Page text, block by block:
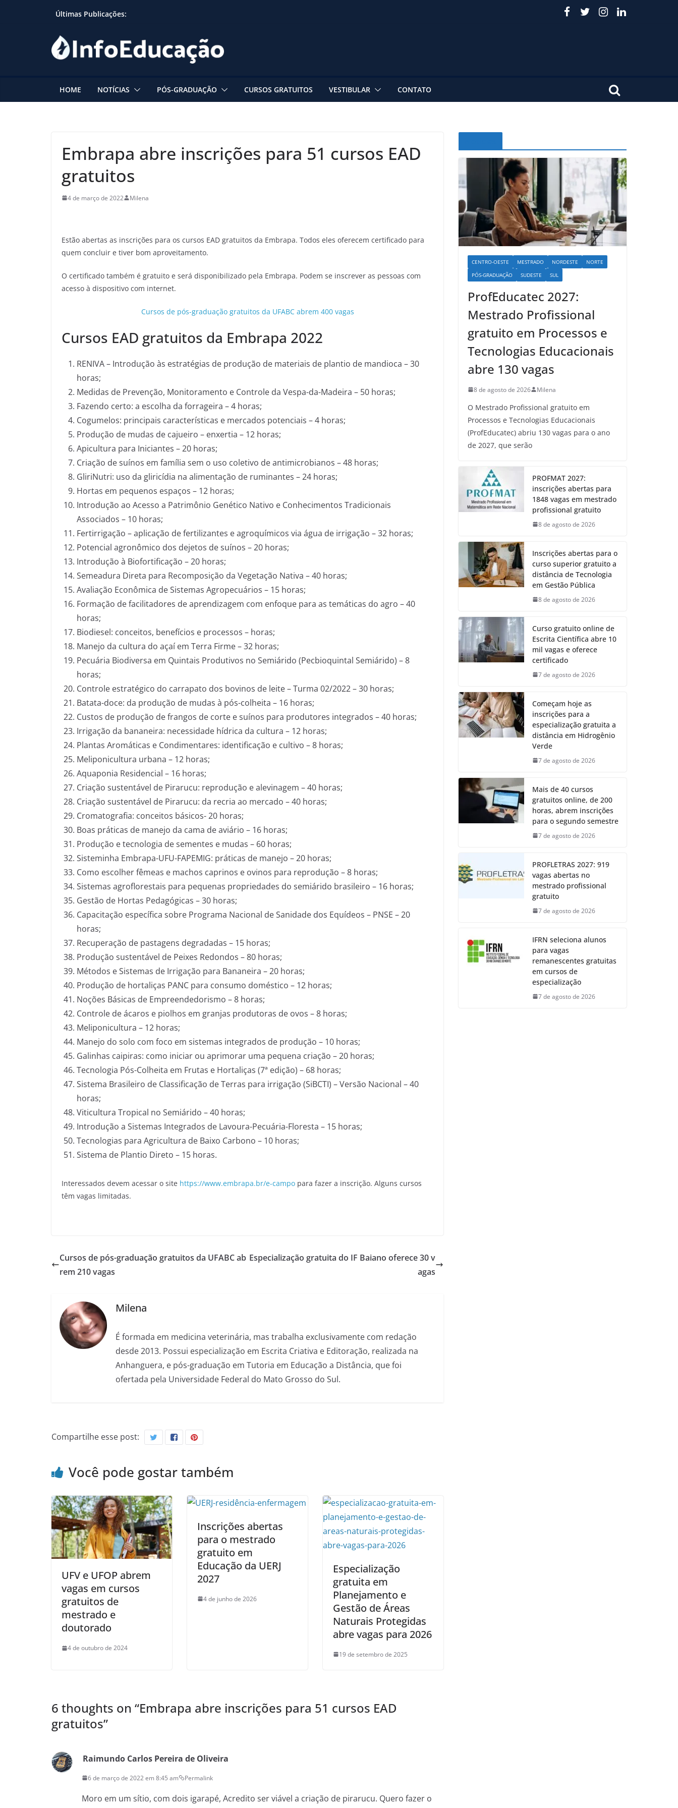
Últimas Publicações:
HOME NOTÍCIAS PÓS-GRADUAÇÃO CURSOS GRATUITOS VESTIBULAR CONTATO
Embrapa abre inscrições para 51 cursos EAD
gratuitos
4 de março de 2022 Milena
Estão abertas as inscrições para os cursos EAD gratuitos da Embrapa. Todos eles oferecem certificado para
quem concluir e tiver bom aproveitamento.
O certificado também é gratuito e será disponibilizado pela Embrapa. Podem se inscrever as pessoas com
acesso à dispositivo com internet.
Cursos de pós-graduação gratuitos da UFABC abrem 400 vagas
Cursos EAD gratuitos da Embrapa 2022
RENIVA – Introdução às estratégias de produção de materiais de plantio de mandioca – 30
horas;
Medidas de Prevenção, Monitoramento e Controle da Vespa-da-Madeira – 50 horas;
Fazendo certo: a escolha da forrageira – 4 horas;
Cogumelos: principais características e mercados potenciais – 4 horas;
Produção de mudas de cajueiro – enxertia – 12 horas;
Apicultura para Iniciantes – 20 horas;
Criação de suínos em família sem o uso coletivo de antimicrobianos – 48 horas;
GliriNutri: uso da gliricídia na alimentação de ruminantes – 24 horas;
Hortas em pequenos espaços – 12 horas;
Introdução ao Acesso a Patrimônio Genético Nativo e Conhecimentos Tradicionais
Associados – 10 horas;
Fertirrigação – aplicação de fertilizantes e agroquímicos via água de irrigação – 32 horas;
Potencial agronômico dos dejetos de suínos – 20 horas;
Introdução à Biofortificação – 20 horas;
Semeadura Direta para Recomposição da Vegetação Nativa – 40 horas;
Avaliação Econômica de Sistemas Agropecuários – 15 horas;
Formação de facilitadores de aprendizagem com enfoque para as temáticas do agro – 40
horas;
Biodiesel: conceitos, benefícios e processos – horas;
Manejo da cultura do açaí em Terra Firme – 32 horas;
Pecuária Biodiversa em Quintais Produtivos no Semiárido (Pecbioquintal Semiárido) – 8
horas;
Controle estratégico do carrapato dos bovinos de leite – Turma 02/2022 – 30 horas;
Batata-doce: da produção de mudas à pós-colheita – 16 horas;
Custos de produção de frangos de corte e suínos para produtores integrados – 40 horas;
Irrigação da bananeira: necessidade hídrica da cultura – 12 horas;
Plantas Aromáticas e Condimentares: identificação e cultivo – 8 horas;
Meliponicultura urbana – 12 horas;
Aquaponia Residencial – 16 horas;
Criação sustentável de Pirarucu: reprodução e alevinagem – 40 horas;
Criação sustentável de Pirarucu: da recria ao mercado – 40 horas;
Cromatografia: conceitos básicos- 20 horas;
Boas práticas de manejo da cama de aviário – 16 horas;
Produção e tecnologia de sementes e mudas – 60 horas;
Sisteminha Embrapa-UFU-FAPEMIG: práticas de manejo – 20 horas;
Como escolher fêmeas e machos caprinos e ovinos para reprodução – 8 horas;
Sistemas agroflorestais para pequenas propriedades do semiárido brasileiro – 16 horas;
Gestão de Hortas Pedagógicas – 30 horas;
Capacitação específica sobre Programa Nacional de Sanidade dos Equídeos – PNSE – 20
horas;
Recuperação de pastagens degradadas – 15 horas;
Produção sustentável de Peixes Redondos – 80 horas;
Métodos e Sistemas de Irrigação para Bananeira – 20 horas;
Produção de hortaliças PANC para consumo doméstico – 12 horas;
Noções Básicas de Empreendedorismo – 8 horas;
Controle de ácaros e piolhos em granjas produtoras de ovos – 8 horas;
Meliponicultura – 12 horas;
Manejo do solo com foco em sistemas integrados de produção – 10 horas;
Galinhas caipiras: como iniciar ou aprimorar uma pequena criação – 20 horas;
Tecnologia Pós-Colheita em Frutas e Hortaliças (7ª edição) – 68 horas;
Sistema Brasileiro de Classificação de Terras para irrigação (SiBCTI) – Versão Nacional – 40
horas;
Viticultura Tropical no Semiárido – 40 horas;
Introdução a Sistemas Integrados de Lavoura-Pecuária-Floresta – 15 horas;
Tecnologias para Agricultura de Baixo Carbono – 10 horas;
Sistema de Plantio Direto – 15 horas.
Interessados devem acessar o site https://www.embrapa.br/e-campo para fazer a inscrição. Alguns cursos
têm vagas limitadas.
Cursos de pós-graduação gratuitos da UFABC ab
rem 210 vagas
Especialização gratuita do IF Baiano oferece 30 v
agas
Milena
É formada em medicina veterinária, mas trabalha exclusivamente com redação
desde 2013. Possui especialização em Escrita Criativa e Editoração, realizada na
Anhanguera, e pós-graduação em Tutoria em Educação a Distância, que foi
ofertada pela Universidade Federal do Mato Grosso do Sul.
Compartilhe esse post:
Você pode gostar também
UFV e UFOP abrem
vagas em cursos
gratuitos de
mestrado e
doutorado
4 de outubro de 2024
Inscrições abertas
para o mestrado
gratuito em
Educação da UERJ
2027
4 de junho de 2026
Especialização
gratuita em
Planejamento e
Gestão de Áreas
Naturais Protegidas
abre vagas para 2026
19 de setembro de 2025
6 thoughts on “Embrapa abre inscrições para 51 cursos EAD
gratuitos”
Raimundo Carlos Pereira de Oliveira
6 de março de 2022 em 8:45 am Permalink
Moro em um sítio, com dois igarapé, Acredito ser viável a criação de pirarucu. Quero fazer o
CENTRO-OESTE MESTRADO NORDESTE
NORTE
PÓS-GRADUAÇÃO
SUDESTE SUL
ProfEducatec 2027:
Mestrado Profissional
gratuito em Processos e
Tecnologias Educacionais
abre 130 vagas
8 de agosto de 2026 Milena
O Mestrado Profissional gratuito em
Processos e Tecnologias Educacionais
(ProfEducatec) abriu 130 vagas para o ano
de 2027, que serão
PROFMAT 2027:
inscrições abertas para
1848 vagas em mestrado
profissional gratuito
8 de agosto de 2026
Inscrições abertas para o
curso superior gratuito a
distância de Tecnologia
em Gestão Pública
8 de agosto de 2026
Curso gratuito online de
Escrita Científica abre 10
mil vagas e oferece
certificado
7 de agosto de 2026
Começam hoje as
inscrições para a
especialização gratuita a
distância em Hidrogênio
Verde
7 de agosto de 2026
Mais de 40 cursos
gratuitos online, de 200
horas, abrem inscrições
para o segundo semestre
7 de agosto de 2026
PROFLETRAS 2027: 919
vagas abertas no
mestrado profissional
gratuito
7 de agosto de 2026
IFRN seleciona alunos
para vagas
remanescentes gratuitas
em cursos de
especialização
7 de agosto de 2026